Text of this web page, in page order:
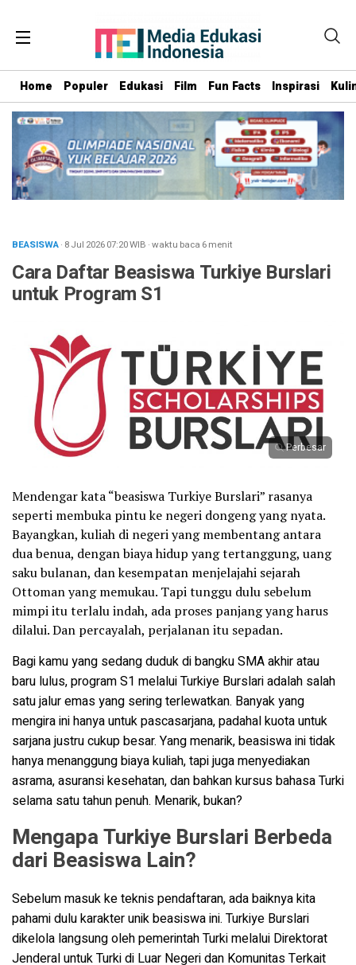
Home Populer Edukasi Film Fun Facts Inspirasi
BEASISWA· 8 Jul 202607:20WIB ·waktu baca 6 menit
Cara Daftar Beasiswa Turkiye Burslari
untuk Program S1
Perbesar
Mendengar kata “beasiswa Turkiye Burslari” rasanya
seperti membuka pintu ke negeri dongeng yang nyata.
Bayangkan, kuliah di negeri yang membentang antara
dua benua, dengan biaya hidup yang tertanggung, uang
saku bulanan, dan kesempatan menjelajahi sejarah
Ottoman yang memukau. Tapi tunggu dulu sebelum
mimpi itu terlalu indah, ada proses panjang yang harus
dilalui. Dan percayalah, perjalanan itu sepadan.
Bagi kamu yang sedang duduk di bangku SMA akhir atau
baru lulus, program S1 melalui Turkiye Burslari adalah salah
satu jalur emas yang sering terlewatkan. Banyak yang
mengira ini hanya untuk pascasarjana, padahal kuota untuk
sarjana justru cukup besar. Yang menarik, beasiswa ini tidak
hanya menanggung biaya kuliah, tapi juga menyediakan
asrama, asuransi kesehatan, dan bahkan kursus bahasa Turki
selama satu tahun penuh. Menarik, bukan?
Mengapa Turkiye Burslari Berbeda
dari Beasiswa Lain?
Sebelum masuk ke teknis pendaftaran, ada baiknya kita
pahami dulu karakter unik beasiswa ini. Turkiye Burslari
dikelola langsung oleh pemerintah Turki melalui Direktorat
Jenderal untuk Turki di Luar Negeri dan Komunitas Terkait